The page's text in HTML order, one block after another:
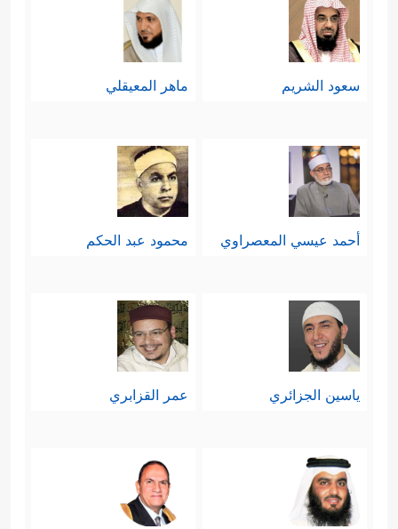
سعود الشريم ماهر المعيقلي
أحمد عيسي المعصراوي محمود عبد الحكم
ياسين الجزائري عمر القزابري